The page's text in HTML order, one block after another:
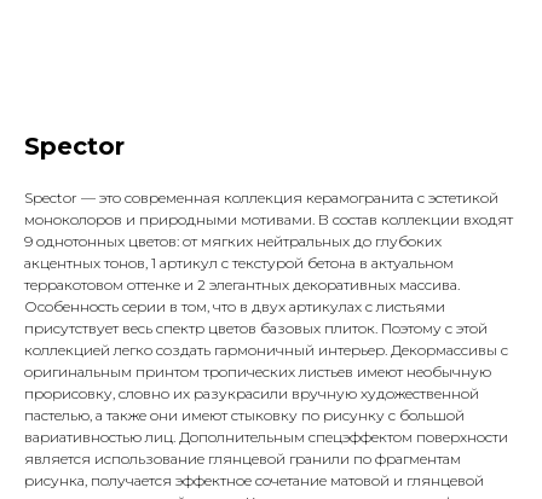
Spector
Spector — это современная коллекция керамогранита с эстетикой
моноколоров и природными мотивами. В состав коллекции входят
9 однотонных цветов: от мягких нейтральных до глубоких
акцентных тонов, 1 артикул с текстурой бетона в актуальном
терракотовом оттенке и 2 элегантных декоративных массива.
Особенность серии в том, что в двух артикулах с листьями
присутствует весь спектр цветов базовых плиток. Поэтому с этой
коллекцией легко создать гармоничный интерьер. Декормассивы с
оригинальным принтом тропических листьев имеют необычную
прорисовку, словно их разукрасили вручную художественной
пастелью, а также они имеют стыковку по рисунку с большой
вариативностью лиц. Дополнительным спецэффектом поверхности
является использование глянцевой гранили по фрагментам
рисунка, получается эффектное сочетание матовой и глянцевой